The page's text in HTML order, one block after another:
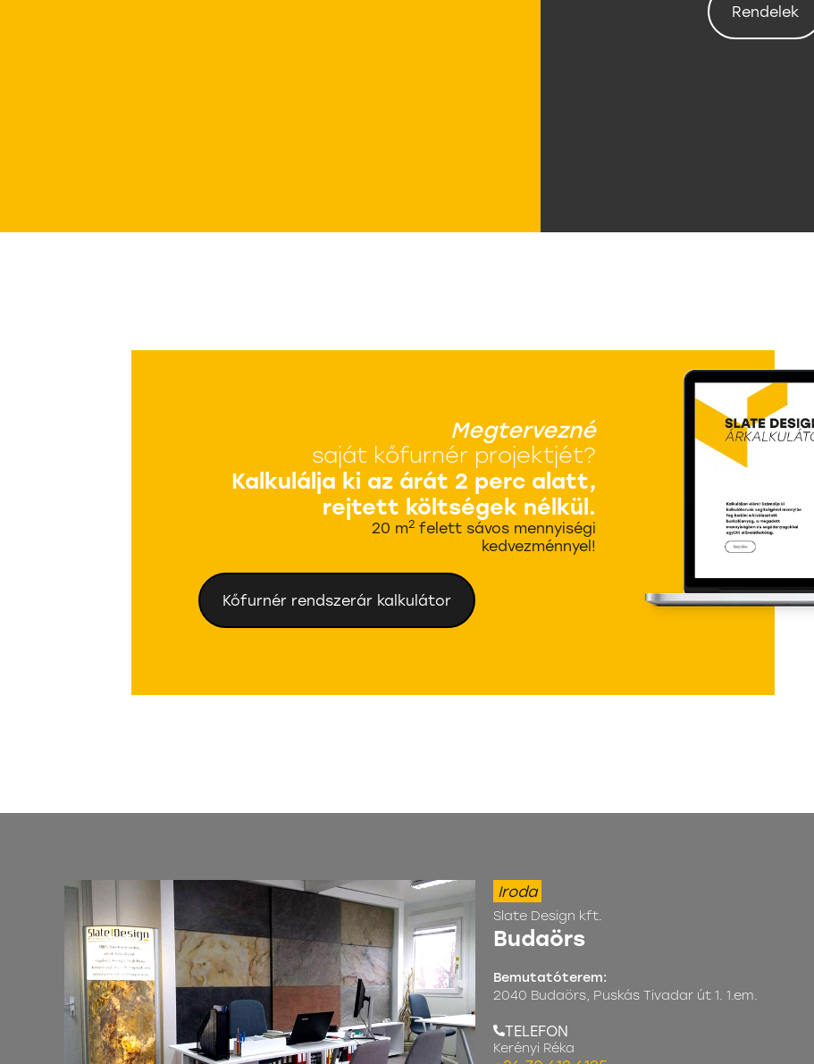
Rendelek
Megtervezné
saját kőfurnér projektjét?
Kalkulálja ki az árát 2 perc alatt,
rejtett költségek nélkül.
20 m2 felett sávos mennyiségi
kedvezménnyel!
Kőfurnér rendszerár kalkulátor
Iroda
Slate Design kft.
Budaörs
Bemutatóterem:
2040 Budaörs, Puskás Tivadar út 1. 1.em.
TELEFON
Kerényi Réka